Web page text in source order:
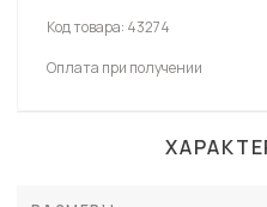
Код товара: 43274
Оплата при получении